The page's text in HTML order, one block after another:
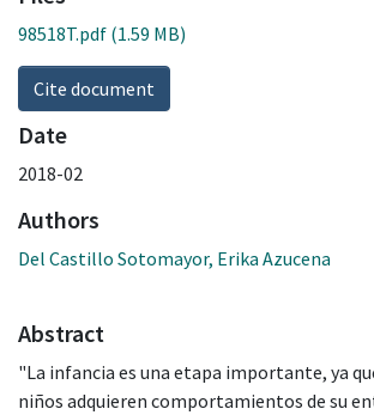
98518T.pdf (1.59 MB)
Cite document
Date
2018-02
Authors
Del Castillo Sotomayor, Erika Azucena
Abstract
"La infancia es una etapa importante, ya
niños adquieren comportamientos de su